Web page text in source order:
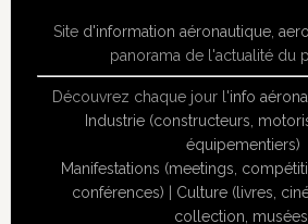
Site d'information aéronautique ,
panorama de l'actualité du
Découvrez chaque jour l'info
Industrie (constructeurs,
équipementiers)
Manifestations (meetings,
conférences)
Culture (livres,
collection,